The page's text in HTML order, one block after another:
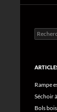
Rampe
Séchoir
Bols